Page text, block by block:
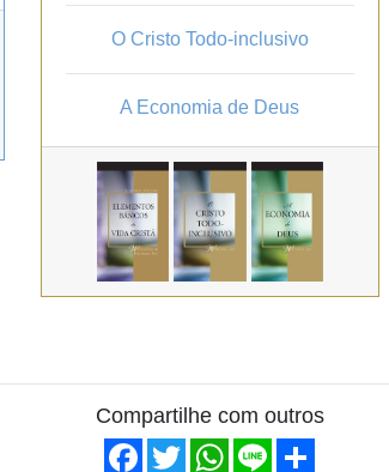
O Cristo Todo-inclusivo
A Economia de Deus
Compartilhe com outros
Facebook
TwitterWhatsApp
Line